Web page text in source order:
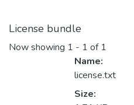
License bundle
Now showing 1 - 1 of 1
Name:
license.txt
Size: